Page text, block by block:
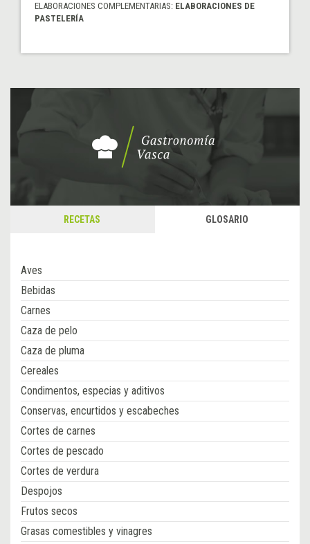
ELABORACIONES COMPLEMENTARIAS: ELABORACIONES DE
PASTELERÍA
RECETAS GLOSARIO
Aves
Bebidas
Carnes
Caza de pelo
Caza de pluma
Cereales
Condimentos, especias y aditivos
Conservas, encurtidos y escabeches
Cortes de carnes
Cortes de pescado
Cortes de verdura
Despojos
Frutos secos
Grasas comestibles y vinagres